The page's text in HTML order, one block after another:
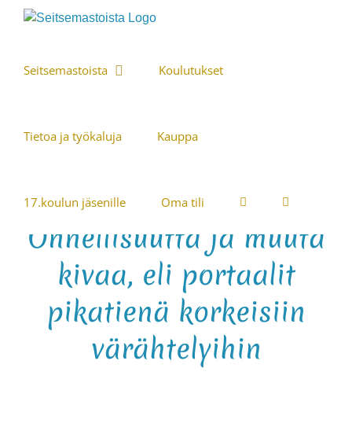
Skip
Seitsemastoista Koulutukset
Tietoa ja työkaluja Kauppa
17.koulun jäsenille Oma tili
Onnellisuutta ja muuta
kivaa, eli portaalit
pikatienä korkeisiin
värähtelyihin